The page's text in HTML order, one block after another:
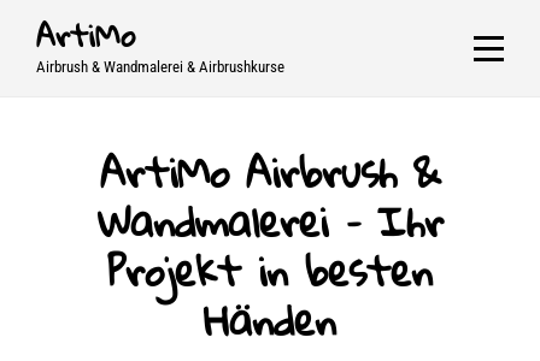
SkipArtiMo
Airbrush & Wandmalerei & Airbrushkurse
ArtiMo Airbrush &
Wandmalerei – Ihr
Projekt in besten
Händen